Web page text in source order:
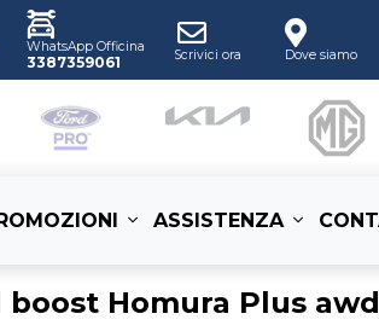
WhatsApp Officina
3387359061 Scrivici ora Dove siamo
ASSISTENZA
boost Homura Plus